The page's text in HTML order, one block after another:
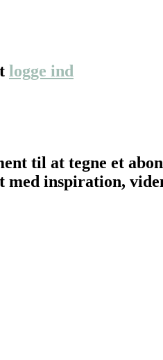
logge ind
til at tegne et
med inspiration,